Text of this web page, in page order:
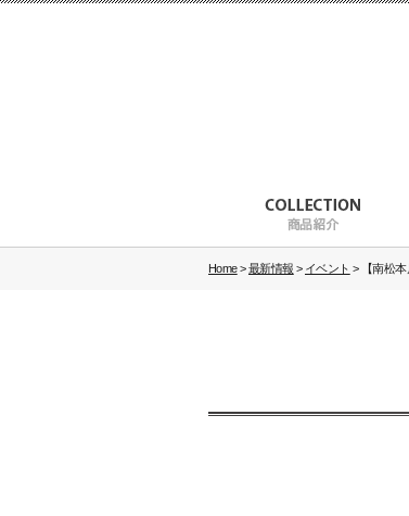
Home>最新情報 > イベント > 【南松